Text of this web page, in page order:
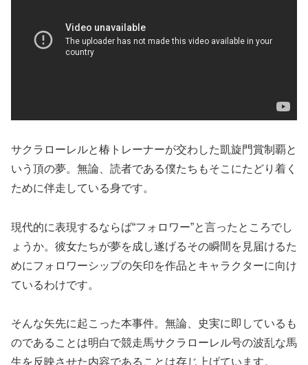
サクラローレルと椿トレーナーが交わした凱旋門賞制覇と
いう頂の夢。無論、読者である僕たちもそこにたどり着く
ために伴走している身です。
現代的に表現するならば“フォロワー”と言ったところでし
ょうか。彼女たちが夢を成し遂げるその瞬間を見届けるた
めにフォロワーシップの矢印を作品とキャラクターに向け
ているわけです。
そんな矢先に起こった本事件。無論、史実に即しているも
のであることは明白で競走馬サクラローレル号の波乱な馬
生を反映させた内容であることは存じ上げています。